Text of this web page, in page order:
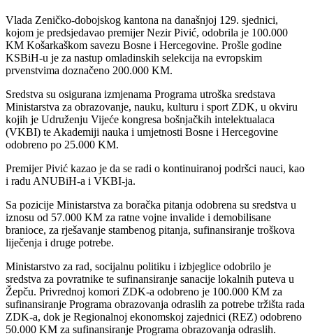
Vlada Zeničko-dobojskog kantona na današnjoj 129. sjednici,
kojom je predsjedavao premijer Nezir Pivić, odobrila je 100.000
KM Košarkaškom savezu Bosne i Hercegovine. Prošle godine
KSBiH-u je za nastup omladinskih selekcija na evropskim
prvenstvima doznačeno 200.000 KM.
Sredstva su osigurana izmjenama Programa utroška sredstava
Ministarstva za obrazovanje, nauku, kulturu i sport ZDK, u okviru
kojih je Udruženju Vijeće kongresa bošnjačkih intelektualaca
(VKBI) te Akademiji nauka i umjetnosti Bosne i Hercegovine
odobreno po 25.000 KM.
Premijer Pivić kazao je da se radi o kontinuiranoj podršci nauci, kao
i radu ANUBiH-a i VKBI-ja.
Sa pozicije Ministarstva za boračka pitanja odobrena su sredstva u
iznosu od 57.000 KM za ratne vojne invalide i demobilisane
branioce, za rješavanje stambenog pitanja, sufinansiranje troškova
liječenja i druge potrebe.
Ministarstvo za rad, socijalnu politiku i izbjeglice odobrilo je
sredstva za povratnike te sufinansiranje sanacije lokalnih puteva u
Žepču. Privrednoj komori ZDK-a odobreno je 100.000 KM za
sufinansiranje Programa obrazovanja odraslih za potrebe tržišta rada
ZDK-a, dok je Regionalnoj ekonomskoj zajednici (REZ) odobreno
50.000 KM za sufinansiranje Programa obrazovanja odraslih.